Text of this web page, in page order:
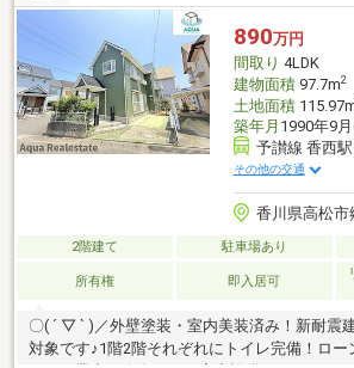
890万円
間取り 4LDK
建物面積97.7m2
土地面積
築年月 1990年9
予讃線 香西
その他の交通
香川県高松市
2階建て 駐車場あり
所有権 即入居可
〇( ´ ▽ ` )／外壁塗装・室内美装済み！新耐震
対象です♪1階2階それぞれにトイレ完備！ロー